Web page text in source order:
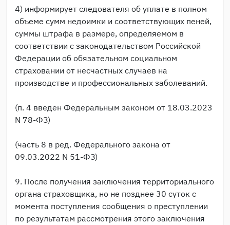
4) информирует следователя об уплате в полном
объеме сумм недоимки и соответствующих пеней,
суммы штрафа в размере, определяемом в
соответствии с законодательством Российской
Федерации об обязательном социальном
страховании от несчастных случаев на
производстве и профессиональных заболеваний.
(п. 4 введен Федеральным законом от 18.03.2023
N 78-ФЗ)
(часть 8 в ред. Федерального закона от
09.03.2022 N 51-ФЗ)
9. После получения заключения территориального
органа страховщика, но не позднее 30 суток с
момента поступления сообщения о преступлении
по результатам рассмотрения этого заключения